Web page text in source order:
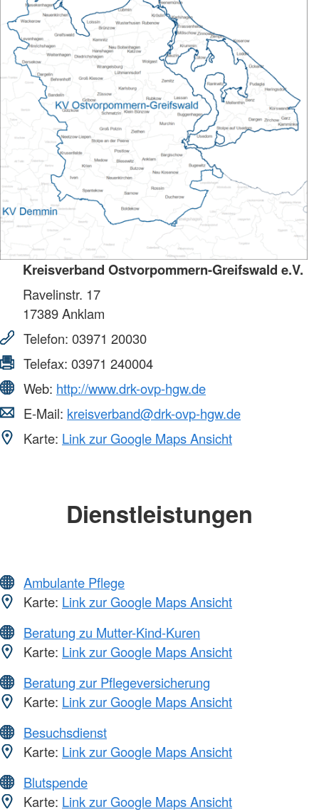
Kreisverband Ostvorpommern-Greifswald e.V.
Ravelinstr. 17
17389Anklam
Telefon: 03971 20030
Telefax: 03971 240004
Web: http://www.drk-ovp-hgw.de
E-Mail: kreisverband@drk-ovp-hgw.de
Karte: Link zur Google Maps Ansicht
Dienstleistungen
Ambulante Pflege
Karte: Link zur Google Maps Ansicht
Beratung zu Mutter-Kind-Kuren
Karte: Link zur Google Maps Ansicht
Beratung zur Pflegeversicherung
Karte: Link zur Google Maps Ansicht
Besuchsdienst
Karte: Link zur Google Maps Ansicht
Blutspende
Karte: Link zur Google Maps Ansicht